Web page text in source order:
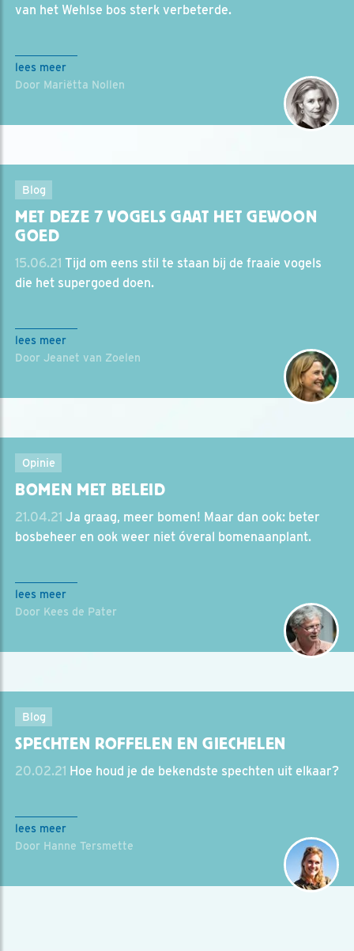
van het Wehlse bos sterk verbeterde.
lees meer
Door Mariëtta Nollen
Blog
MET DEZE 7 VOGELS GAAT HET GEWOON
GOED
15.06.21 Tijd om eens stil te staan bij de fraaie vogels
die het supergoed doen.
lees meer
Door Jeanet van Zoelen
Opinie
BOMEN MET BELEID
21.04.21 Ja graag, meer bomen! Maar dan ook: beter
bosbeheer en ook weer niet óveral bomenaanplant.
lees meer
Door Kees de Pater
Blog
SPECHTEN ROFFELEN EN GIECHELEN
20.02.21 Hoe houd je de bekendste spechten uit elkaar?
lees meer
Door Hanne Tersmette